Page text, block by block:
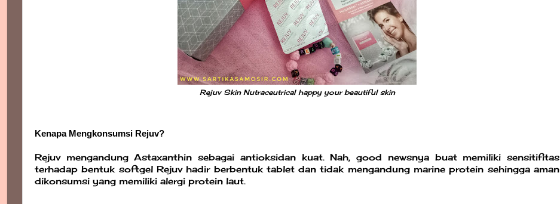
Rejuv Skin Nutraceutrical happy your beautiful skin
Kenapa Mengkonsumsi Rejuv?
Rejuv mengandung Astaxanthin sebagai antioksidan kuat. Nah, good newsnya buat memiliki sensitifitas
terhadap bentuk softgel Rejuv hadir berbentuk tablet dan tidak mengandung marine protein sehingga aman
dikonsumsi yang memiliki alergi protein laut.